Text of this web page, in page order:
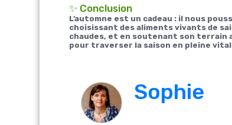
✨ Conclusion
L’automne est un cadeau : il nous
choisissant des aliments vivants de
chaudes, et en soutenant son terrain
pour traverser la saison en pleine
Sophie